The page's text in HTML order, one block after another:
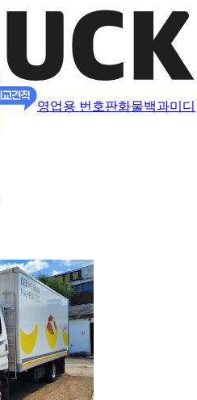
영업용 번호판화물백과미디